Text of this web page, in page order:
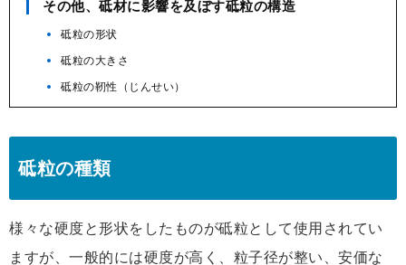
その他、砥材に影響を及ぼす砥粒の構造
砥粒の形状
砥粒の大きさ
砥粒の靭性（じんせい）
砥粒の種類
様々な硬度と形状をしたものが砥粒として使用されてい
ますが、一般的には硬度が高く、粒子径が整い、安価な